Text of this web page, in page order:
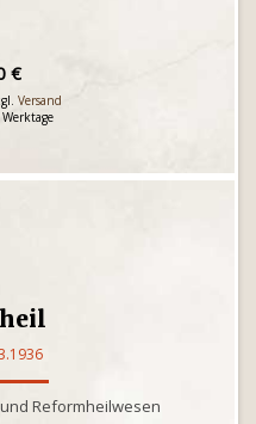
€
Versand
Reformheilwesen